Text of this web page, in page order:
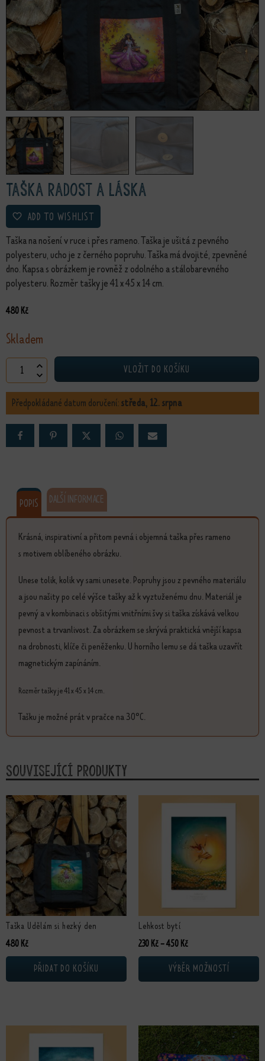
Taška Radost a láska
ADD TO WISHLIST
Taška na nošení v ruce i přes rameno. Taška je ušitá z pevného
polyesteru, ucho je z černého popruhu. Taška má dvojité, zpevněné
dno. Kapsa s obrázkem je rovněž z odolného a stálobarevného
polyesteru. Rozměr tašky je 41 x 45 x 14 cm.
480 Kč
Skladem
Taška Radost a láska množství VLOŽIT DO KOŠÍKU
Předpokládané datum doručení:středa, 12. srpna
POPIS DALŠÍ INFORMACE
Krásná, inspirativní a přitom pevná i objemná taška přes rameno
s motivem oblíbeného obrázku.
Unese tolik, kolik vy sami unesete. Popruhy jsou z pevného materiálu
a jsou našity po celé výšce tašky až k vyztuženému dnu. Materiál je
pevný a v kombinaci s obšitými vnitřními švy si taška získává velkou
pevnost a trvanlivost. Za obrázkem se skrývá praktická vnější kapsa
na drobnosti, klíče či peněženku. U horního lemu se dá taška uzavřít
magnetickým zapínáním.
Rozměr tašky je 41 x 45 x 14 cm.
Tašku je možné prát v pračce na 30°C.
Související produkty
Taška Udělám si hezký den
480 Kč
PŘIDAT DO KOŠÍKU
Lehkost bytí
230 Kč –450 KčRozpětí cen: 230 Kč až
VÝBĚR MOŽNOSTÍ
Tento produkt má více variant.
Tento produkt má více variant. Možnosti lze vybrat na stránce produktu